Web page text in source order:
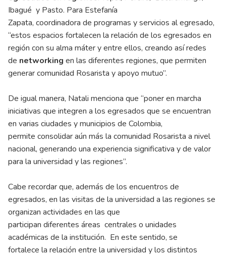
Ibagué y Pasto. Para Estefanía
Zapata, coordinadora de programas y servicios al egresado,
“estos espacios fortalecen la relación de los egresados en
región con su alma máter y entre ellos, creando así redes
de networking en las diferentes regiones, que permiten
generar comunidad Rosarista y apoyo mutuo”.
De igual manera, Natali menciona que “poner en marcha
iniciativas que integren a los egresados que se encuentran
en varias ciudades y municipios de Colombia,
permite consolidar aún más la comunidad Rosarista a nivel
nacional, generando una experiencia significativa y de valor
para la universidad y las regiones”.
Cabe recordar que, además de los encuentros de
egresados, en las visitas de la universidad a las regiones se
organizan actividades en las que
participan diferentes áreas centrales o unidades
académicas de la institución. En este sentido, se
fortalece la relación entre la universidad y los distintos